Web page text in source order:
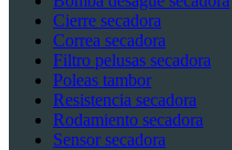
Cierre secadora
Correa secadora
Filtro pelusas secadora
Poleas tambor
Resistencia secadora
Rodamiento secadora
Sensor secadora